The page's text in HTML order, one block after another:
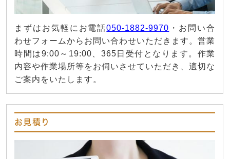
まずはお気軽にお電話050-1882-9970 ・お問い合
わせフォームからお問い合わせいただきます。営業
時間は9:00～19:00、365日受付となります。作業
内容や作業場所等をお伺いさせていただき、適切な
ご案内をいたします。
お見積り